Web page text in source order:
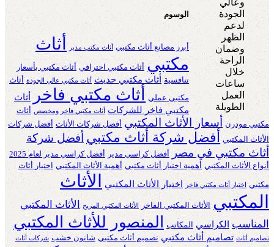
الوسوم
أبرز مصانع أثاث مكتبي أثاث مكتب مدير
أثاث
مكتبي أثاث مكتبي احترافي أثاث مكتبي بأسعار
تنافسية أثاث مكتبي حديث أثاث مكتبي عالي الجودة أثاث
مكتبي عملي
أثاث مكتبي فاخر أثاث
مكتبي فاخر للشركات
أثاث مكتبي فاخر ومخصص أثاث
مكتبي مودرن أسعار الأثاث المكتبي أفضل شركات الأثاث أفضل شركات
الأثاث المكتبي أفضل شركة أثاث مكتبي أفضل شركة
أثاث مكتبي في مصر أفضل كراسي مدير أفضل كراسي مدير لعام 2025
أنواع الأثاث المكتبي أهمية اختيار أثاث مكتبي أهمية الأثاث المكتبي اختيار أثاث
مكتبي اختيار أثاث مكتبي فاخر اختيار الأثاث المكتبي الأثاث
المكتبي الأثاث المكتبي الفاخر الأثاث المكتبي المريح
الأثاث المكتبي
المناسب الكراسي المكاتب المنصور للأثاث المكتبي
تصاميم أثاث تصاميم أثاث مكتبي تصميم أثاث مكتبي شانون خشب شركات أثاث